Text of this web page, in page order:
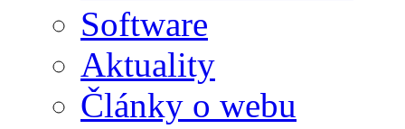
Software
Aktuality
Články o webu